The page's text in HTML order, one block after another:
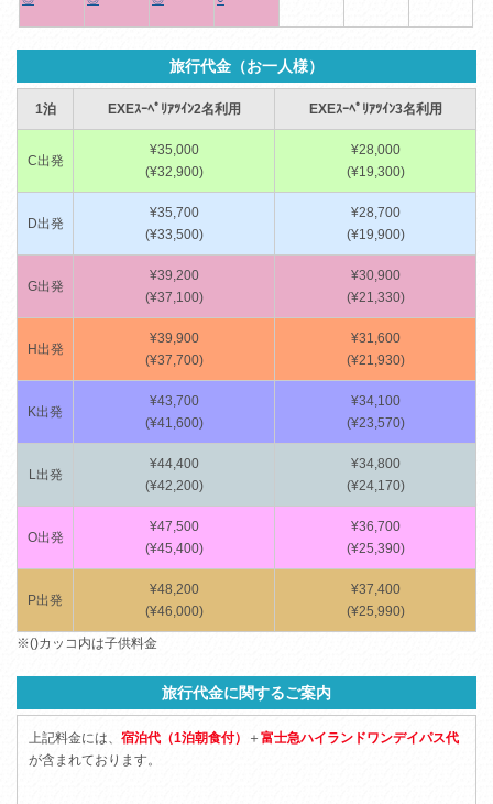
旅行代金（お一人様）
1泊 EXEｽｰﾍﾟﾘｱﾂｲﾝ2名利用 EXEｽｰﾍﾟﾘｱﾂｲﾝ3名利用
C出発
¥35,000
(¥32,900)
¥28,000
(¥19,300)
D出発
¥35,700
(¥33,500)
¥28,700
(¥19,900)
G出発
¥39,200
(¥37,100)
¥30,900
(¥21,330)
H出発
¥39,900
(¥37,700)
¥31,600
(¥21,930)
K出発
¥43,700
(¥41,600)
¥34,100
(¥23,570)
L出発
¥44,400
(¥42,200)
¥34,800
(¥24,170)
O出発
¥47,500
(¥45,400)
¥36,700
(¥25,390)
P出発
¥48,200
(¥46,000)
¥37,400
(¥25,990)
※()カッコ内は子供料金
旅行代金に関するご案内
上記料金には、 宿泊代（1泊朝食付） ＋ 富士急ハイランドワンデイパス代
が含まれております。